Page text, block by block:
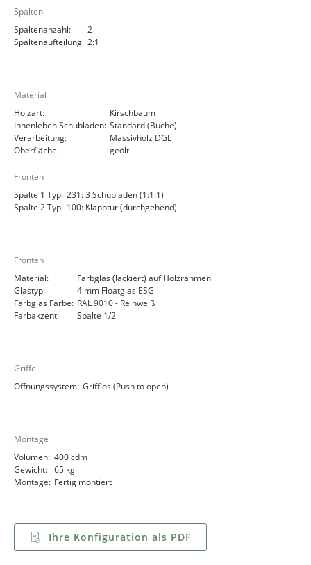
Spalten
Spaltenanzahl:
2
Spaltenaufteilung: 2:1
Material
Holzart:
Kirschbaum
Innenleben Schubladen: Standard (Buche)
Verarbeitung:
Massivholz DGL
Oberfläche:
geölt
Fronten
Spalte 1 Typ: 231: 3 Schubladen (1:1:1)
Spalte 2 Typ: 100: Klapptür (durchgehend)
Fronten
Material:
Farbglas (lackiert) auf Holzrahmen
Glastyp:
4 mm Floatglas ESG
Farbglas Farbe: RAL 9010 - Reinweiß
Farbakzent:
Spalte 1/2
Griffe
Öffnungssystem: Grifflos (Push to open)
Montage
Volumen: 400 cdm
Gewicht: 65 kg
Montage: Fertig montiert
Ihre Konfiguration als PDF